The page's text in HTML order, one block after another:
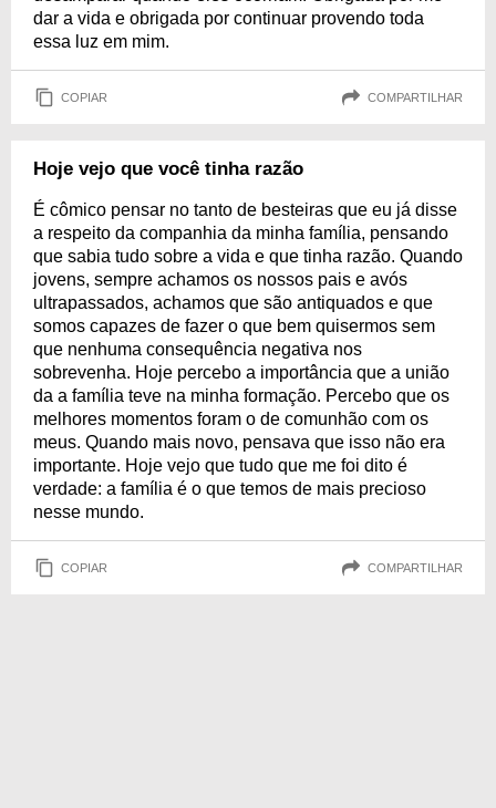
dar a vida e obrigada por continuar provendo toda
essa luz em mim.
COPIAR COMPARTILHAR
Hoje vejo que você tinha razão
É cômico pensar no tanto de besteiras que eu já disse
a respeito da companhia da minha família, pensando
que sabia tudo sobre a vida e que tinha razão. Quando
jovens, sempre achamos os nossos pais e avós
ultrapassados, achamos que são antiquados e que
somos capazes de fazer o que bem quisermos sem
que nenhuma consequência negativa nos
sobrevenha. Hoje percebo a importância que a união
da a família teve na minha formação. Percebo que os
melhores momentos foram o de comunhão com os
meus. Quando mais novo, pensava que isso não era
importante. Hoje vejo que tudo que me foi dito é
verdade: a família é o que temos de mais precioso
nesse mundo.
COPIAR COMPARTILHAR